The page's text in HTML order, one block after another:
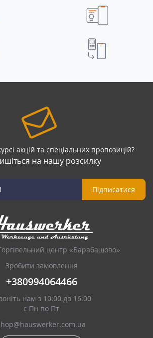
акцій та спеціальних пропозицій?
на нашу розсилку
Підписатися
центр «Барабашово»
Зробити замовлення
+380994064466
нам з 10:00 до 16:00
с Пн по Пт